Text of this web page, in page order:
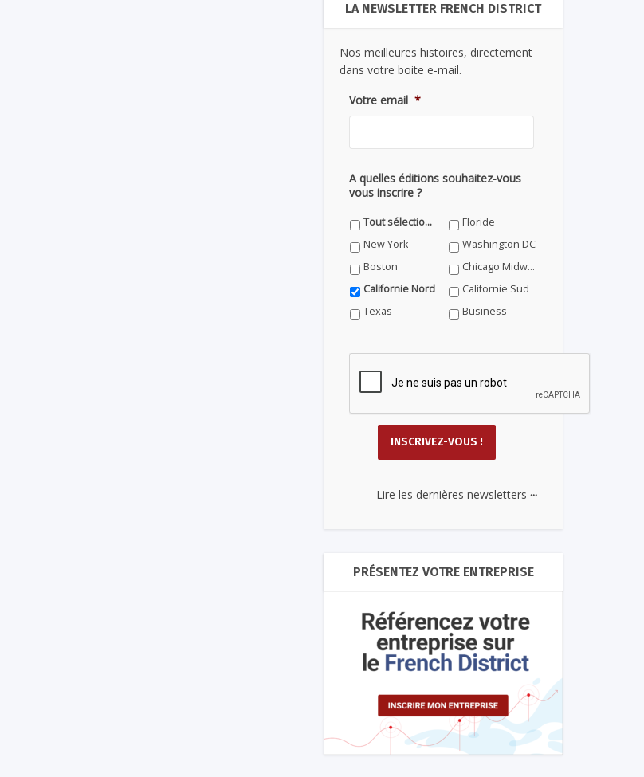
LA NEWSLETTER FRENCH DISTRICT
Nos meilleures histoires, directement
dans votre boite e-mail.
Votre email *
A quelles éditions souhaitez-vous
vous inscrire ?
Tout sélectionner
Floride
New York
Washington DC
Boston
Chicago Midwest
Californie Nord
Californie Sud
Texas
Business
Lire les dernières newsletters ...
PRÉSENTEZ VOTRE ENTREPRISE